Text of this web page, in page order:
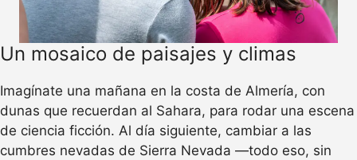
Un mosaico de paisajes y climas
Imagínate una mañana en la costa de Almería, con
dunas que recuerdan al Sahara, para rodar una escena
de ciencia ficción. Al día siguiente, cambiar a las
cumbres nevadas de Sierra Nevada —todo eso, sin